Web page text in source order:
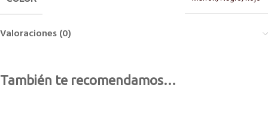
Valoraciones (0)
También te recomendamos…